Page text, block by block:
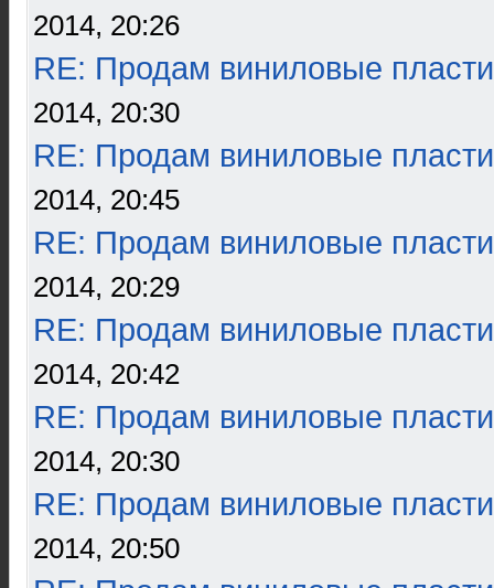
2014, 20:26
RE: Продам виниловые
2014, 20:30
RE: Продам виниловые
2014, 20:45
RE: Продам виниловые
2014, 20:29
RE: Продам виниловые
2014, 20:42
RE: Продам виниловые
2014, 20:30
RE: Продам виниловые
2014, 20:50